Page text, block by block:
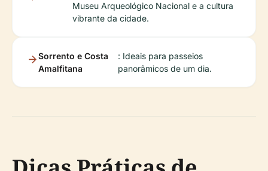
Museu Arqueológico Nacional e a cultura
vibrante da cidade.
Sorrento e Costa
Amalfitana
: Ideais para passeios
panorâmicos de um dia.